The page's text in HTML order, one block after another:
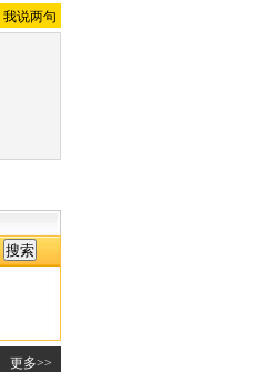
我说两句
更多>>